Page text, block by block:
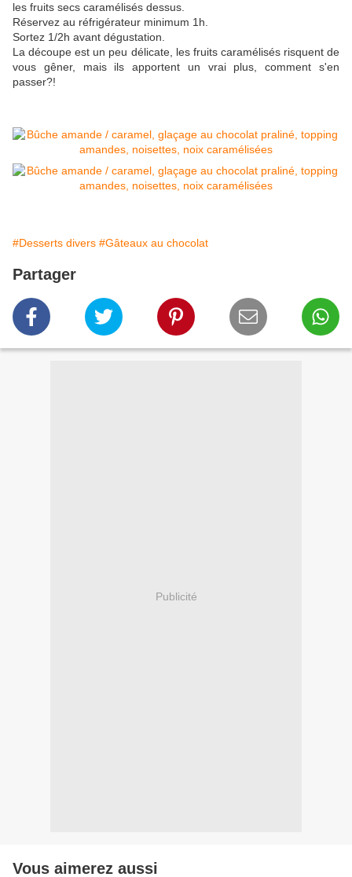
les fruits secs caramélisés dessus.
Réservez au réfrigérateur minimum 1h.
Sortez 1/2h avant dégustation.
La découpe est un peu délicate, les fruits caramélisés risquent de
vous gêner, mais ils apportent un vrai plus, comment s'en
passer?!
#Desserts divers #Gâteaux au chocolat
Partager
Publicité
Vous aimerez aussi